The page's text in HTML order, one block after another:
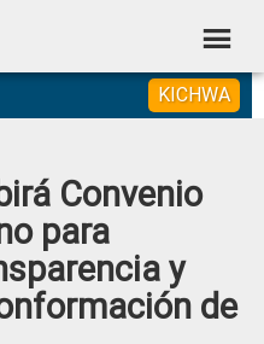
KICHWA
Convenio
para
y
de